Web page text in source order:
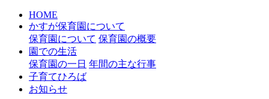
HOME
かすが保育園について
保育園について 保育園の概要
園での生活
保育園の一日 年間の主な行事
子育てひろば
お知らせ